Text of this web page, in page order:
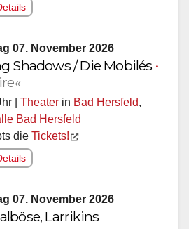
07. November 2026
Shadows / Die Mobilés •
| Theater in Bad Hersfeld,
Bad Hersfeld
die Tickets!
07. November 2026
Larrikins